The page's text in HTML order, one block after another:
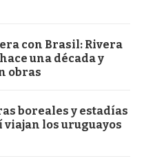
con Brasil: Rivera
una década y
obras
boreales y estadías
viajan los uruguayos